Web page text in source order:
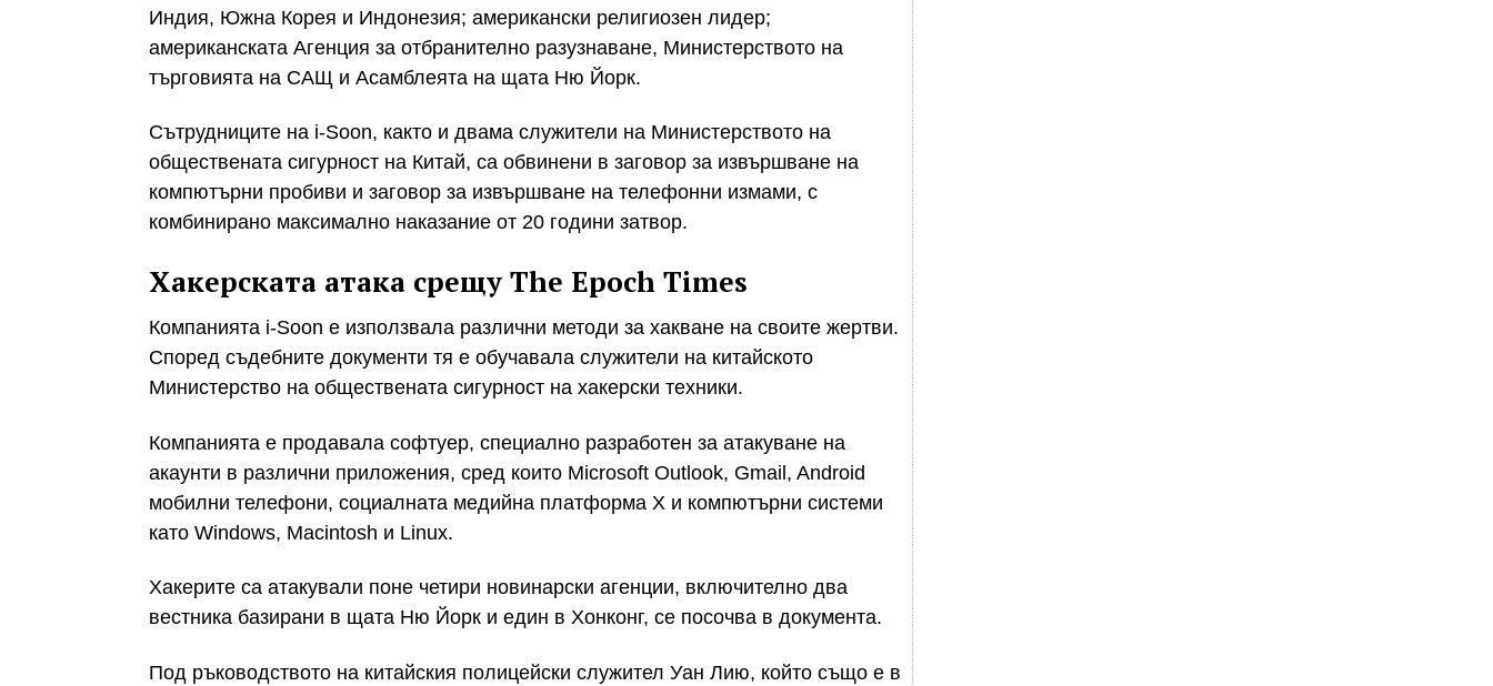
Индия, Южна Корея и Индонезия; американски религиозен лидер;
американската Агенция за отбранително разузнаване, Министерството на
търговията на САЩ и Асамблеята на щата Ню Йорк.
Сътрудниците на i-Soon, както и двама служители на Министерството на
обществената сигурност на Китай, са обвинени в заговор за извършване на
компютърни пробиви и заговор за извършване на телефонни измами, с
комбинирано максимално наказание от 20 години затвор.
Хакерската атака срещу The Epoch Times
Компанията i-Soon е използвала различни методи за хакване на своите жертви.
Според съдебните документи тя е обучавала служители на китайското
Министерство на обществената сигурност на хакерски техники.
Компанията е продавала софтуер, специално разработен за атакуване на
акаунти в различни приложения, сред които Microsoft Outlook, Gmail, Android
мобилни телефони, социалната медийна платформа X и компютърни системи
като Windows, Macintosh и Linux.
Хакерите са атакували поне четири новинарски агенции, включително два
вестника базирани в щата Ню Йорк и един в Хонконг, се посочва в документа.
Под ръководството на китайския полицейски служител Уан Лию, който също е в